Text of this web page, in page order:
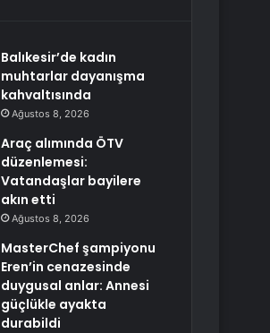
Balıkesir’de kadın
muhtarlar dayanışma
kahvaltısında
Ağustos 8, 2026
Araç alımında ÖTV
düzenlemesi:
Vatandaşlar bayilere
akın etti
Ağustos 8, 2026
MasterChef şampiyonu
Eren’in cenazesinde
duygusal anlar: Annesi
güçlükle ayakta
durabildi